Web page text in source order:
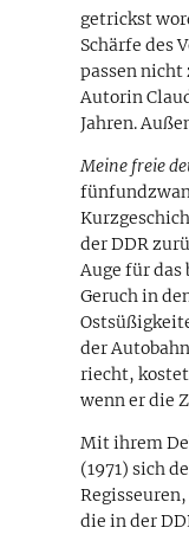
getrickst
Schärfe des
passen nicht
Autorin
Jahren.
Meine freie
der DDR
Auge für
Geruch in
der
riecht,
wenn er die
Mit ihrem
(1971) sich
die in der